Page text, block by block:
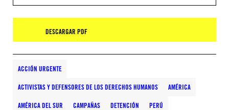
DESCARGAR PDF
ACCIÓN URGENTE
ACTIVISTAS Y DEFENSORES DE LOS DERECHOS HUMANOS AMÉRICA
AMÉRICA DEL SUR CAMPAÑAS DETENCIÓN PERÚ